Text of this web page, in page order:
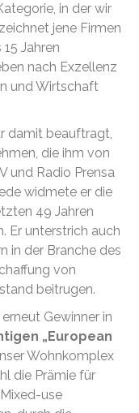
in der wir
jene Firmen
Jahren
nach Exzellenz
und Wirtschaft
damit beauftragt,
die ihm von
und Radio Prensa
widmete er die
49 Jahren
Er unterstrich auch
in der Branche des
von
beitrugen.
Gewinner in
„European
Wohnkomplex
die Prämie für
use